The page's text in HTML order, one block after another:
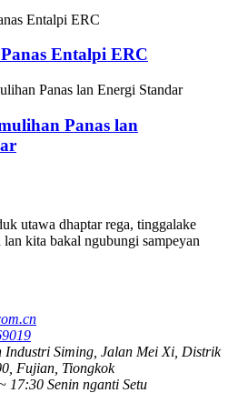
Entalpi ERC
Panas lan
utawa dhaptar rega, tinggalake
kita bakal ngubungi sampeyan
Industri Siming, Jalan Mei Xi, Distrik
Fujian, Tiongkok
17:30 Senin nganti Setu